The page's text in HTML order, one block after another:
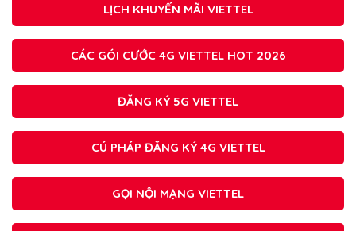
LỊCH KHUYẾN MÃI VIETTEL
CÁC GÓI CƯỚC 4G VIETTEL HOT 2026
ĐĂNG KÝ 5G VIETTEL
CÚ PHÁP ĐĂNG KÝ 4G VIETTEL
GỌI NỘI MẠNG VIETTEL